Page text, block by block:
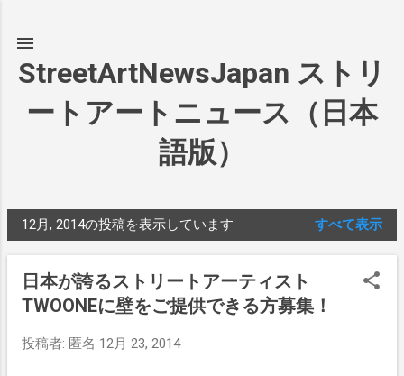
StreetArtNewsJapan ストリ
ートアートニュース（日本
語版）
投
稿
12月, 2014の投稿を表示しています すべて表示
日本が誇るストリートアーティスト
TWOONEに壁をご提供できる方募集！
投稿者: 匿名 12月 23, 2014